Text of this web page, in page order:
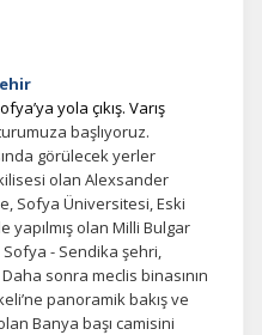
yola çıkış. Varış
başlıyoruz.
görülecek yerler
olan Alexsander
Sofya Üniversitesi, Eski
yapılmış olan Milli Bulgar
- Sendika şehri,
sonra meclis binasının
panoramik bakış ve
Banya başı camisini